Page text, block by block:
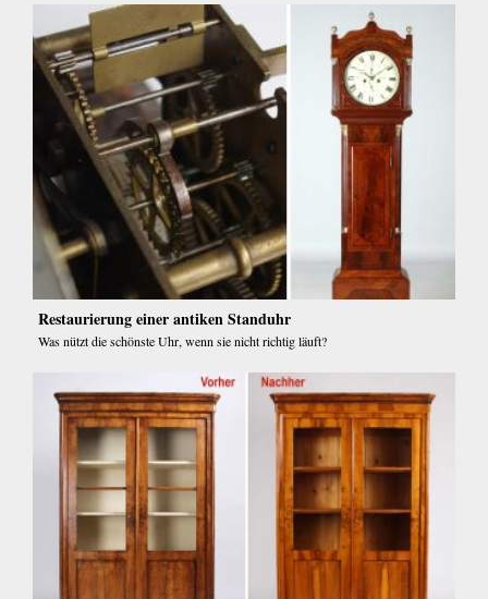
Restaurierung einer antiken Standuhr
Was nützt die schönste Uhr, wenn sie nicht richtig läuft?